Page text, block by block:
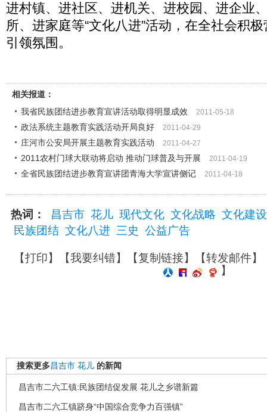
进村镇、进社区、进机关、进校园、进企业
所、进家庭等“文化八进”活动，在全社会积
引领氛围。
相关报道：
我省民族团结进步教育宣讲活动取得明显成效
2011-05-18
政法系统主题教育实践活动开局良好 2011-04-29
庄河市公安局开展主题教育实践活动 2011-04-27
2011农村门球大联动将启动 推动门球普及与开展 2011-04-19
全省民族团结进步教育宣讲团青海大学宣讲侧记 2011-04-18
热词： 昌吉市 花儿 现代文化 文化战略 文化建设
民族团结 文化八进 三史 公益广告
【打印】【我要纠错】【复制链接】【转发邮件】
】
搜索更多昌吉市 花儿 的新闻
昌吉市二六工镇:民族团结促发展 花儿之乡谱新篇
昌吉市二六工镇跻身“中国综合竞争力百强镇”